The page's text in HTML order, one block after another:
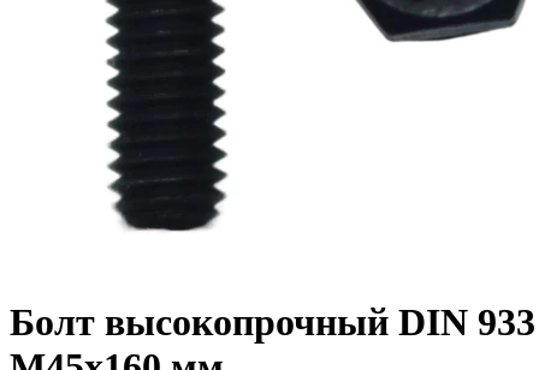
Болт высокопрочный DIN 933